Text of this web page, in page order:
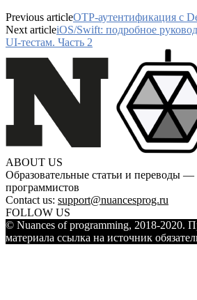
Previous articleOTP-аутентификация c
Next articleiOS/Swift: подробное
UI-тестам. Часть 2
ABOUT US
Образовательные статьи и переводы —
программистов
Contact us: support@nuancesprog.ru
FOLLOW US
© Nuances of programming, 2018-2020.
материала ссылка на источник